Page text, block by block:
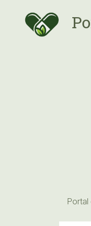
Portal